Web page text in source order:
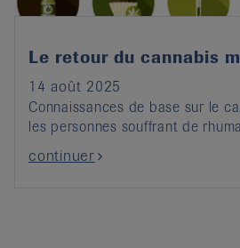
Le retour du cannabis
14 août 2025
Connaissances de base sur le
les personnes souffrant de
continuer